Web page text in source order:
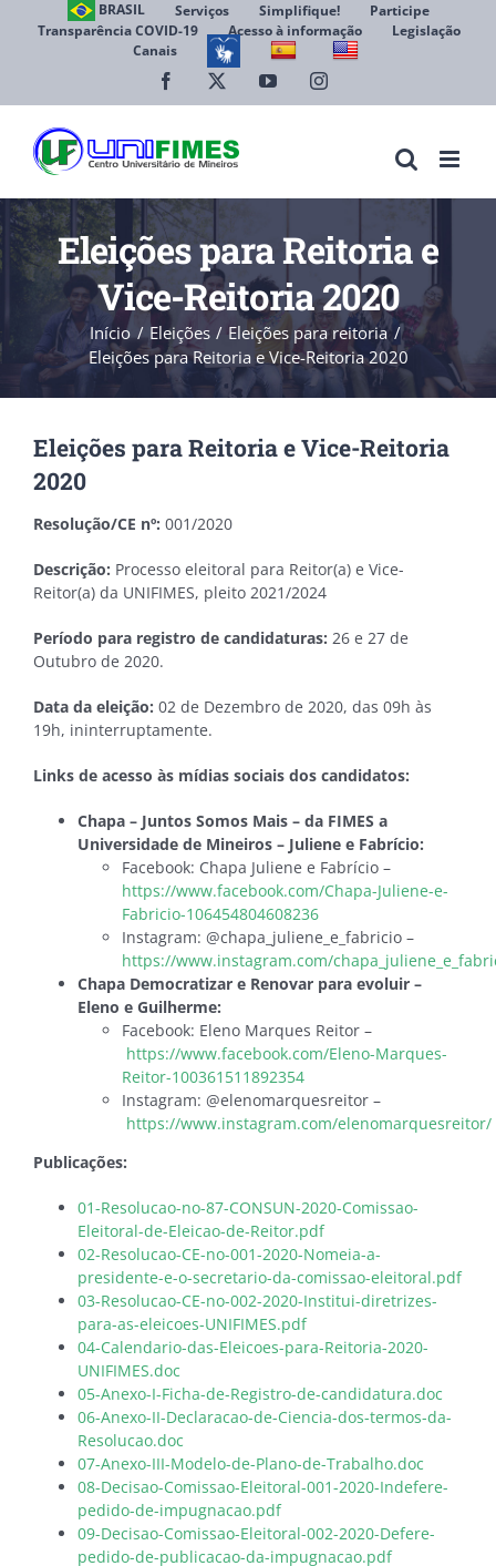
BRASIL Serviços Simplifique!
Participe
Transparência COVID-19
Acesso à informação
Legislação
Canais
Facebook YouTubeInstagram
Eleições para Reitoria e
Vice-Reitoria 2020
Início Eleições
Eleições para reitoria
Eleições para Reitoria e Vice-Reitoria 2020
Eleições para Reitoria e Vice-Reitoria
2020
Resolução/CE nº: 001/2020
Descrição: Processo eleitoral para Reitor(a) e Vice-
Reitor(a) da UNIFIMES, pleito 2021/2024
Período para registro de candidaturas: 26 e 27 de
Outubro de 2020.
Data da eleição: 02 de Dezembro de 2020, das 09h às
19h, ininterruptamente.
Links de acesso às mídias sociais dos candidatos:
Chapa – Juntos Somos Mais – da FIMES a
Universidade de Mineiros – Juliene e Fabrício:
Facebook: Chapa Juliene e Fabrício –
https://www.facebook.com/Chapa-Juliene-e-
Fabricio-106454804608236
Instagram: @chapa_juliene_e_fabricio –
https://www.instagram.com/
Chapa Democratizar e Renovar para evoluir –
Eleno e Guilherme:
Facebook: Eleno Marques Reitor –
https://www.facebook.com/Eleno-Marques-
Reitor-100361511892354
Instagram: @elenomarquesreitor –
https://www.instagram.com/elenomarquesreitor/
Publicações:
01-Resolucao-no-87-CONSUN-2020-Comissao-
Eleitoral-de-Eleicao-de-Reitor.pdf
02-Resolucao-CE-no-001-2020-Nomeia-a-
presidente-e-o-secretario-da-comissao-eleitoral.pdf
03-Resolucao-CE-no-002-2020-Institui-diretrizes-
para-as-eleicoes-UNIFIMES.pdf
04-Calendario-das-Eleicoes-para-Reitoria-2020-
UNIFIMES.doc
05-Anexo-I-Ficha-de-Registro-de-candidatura.doc
06-Anexo-II-Declaracao-de-Ciencia-dos-termos-da-
Resolucao.doc
07-Anexo-III-Modelo-de-Plano-de-Trabalho.doc
08-Decisao-Comissao-Eleitoral-001-2020-Indefere-
pedido-de-impugnacao.pdf
09-Decisao-Comissao-Eleitoral-002-2020-Defere-
pedido-de-publicacao-da-impugnacao.pdf